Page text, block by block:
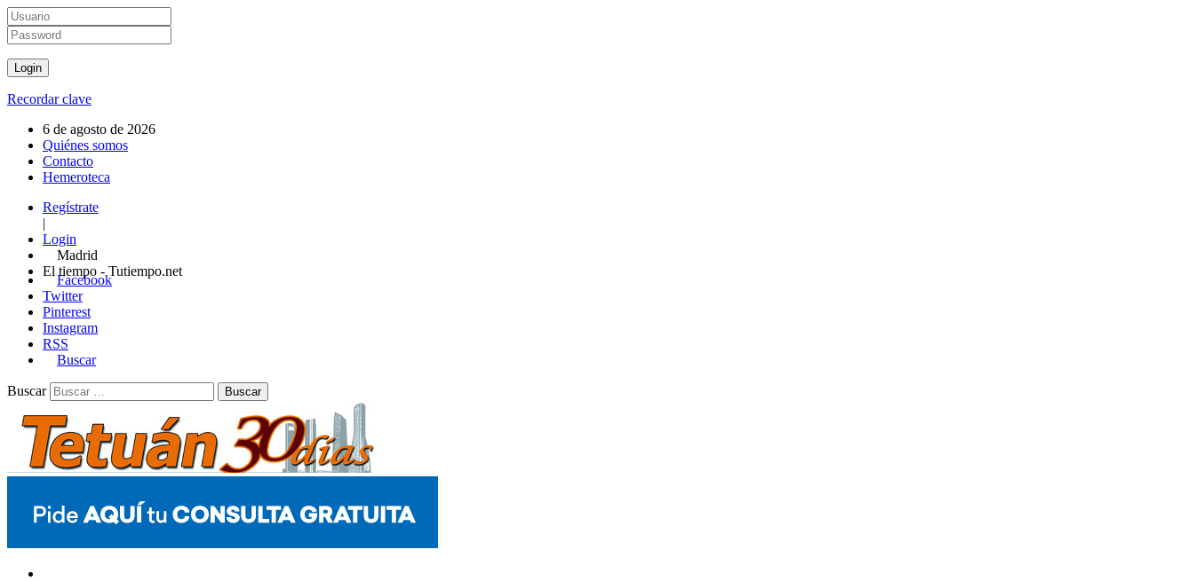
Recordar clave
6 de agosto de 2026
Quiénes somos
Contacto
Hemeroteca
Regístrate
|
Login
Madrid
El tiempo - Tutiempo.net
Facebook
Twitter
Pinterest
Instagram
RSS
Buscar
Buscar